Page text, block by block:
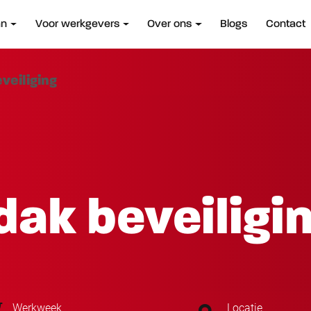
Voor werkgevers Over ons Blogs Contact
Werkweek Locatie